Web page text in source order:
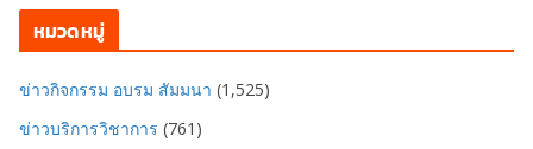
หมวดหมู่
ข่าวกิจกรรม อบรม สัมมนา (1,525)
ข่าวบริการวิชาการ (761)